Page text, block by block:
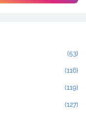
(53)
(116)
(119)
(127)